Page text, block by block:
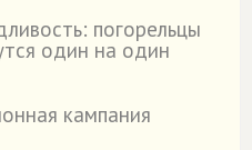
погорельцы
один на один
кампания